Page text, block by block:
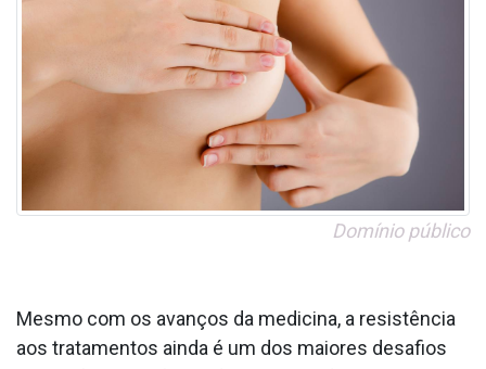
Domínio público
Mesmo com os avanços da medicina, a resistência
aos tratamentos ainda é um dos maiores desafios